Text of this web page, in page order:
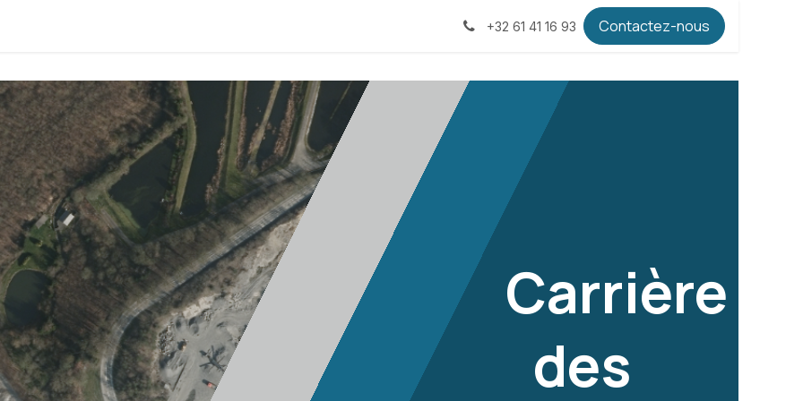
+32 61 41 16 93 Contactez-nous
Carrière
des